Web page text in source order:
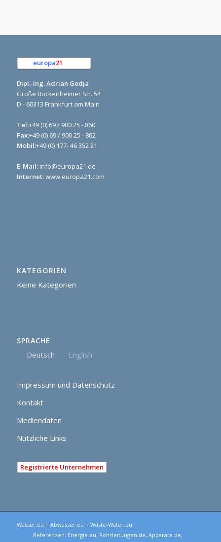
europa21
Dipl.-Ing. Adrian Godja
Große Bockenheimer Str. 54
D - 60313 Frankfurt am Main
Tel:+49 (0) 69 / 900 25 - 860
Fax:+49 (0) 69 / 900 25 - 862
Mobil:+49 (0) 177- 46 352 21
E-Mail: info@europa21.de
Internet:www.europa21.com
KATEGORIEN
Keine Kategorien
SPRACHE
Deutsch English
Impressum und Datenschutz
Kontakt
Mediendaten
Nützliche Links
Registrierte Unternehmen
Wasser.eu + Abwasser.eu + Waste-Water.eu
Referenzen: Energie.eu, Rohrleitungen.de, Apparate.de,